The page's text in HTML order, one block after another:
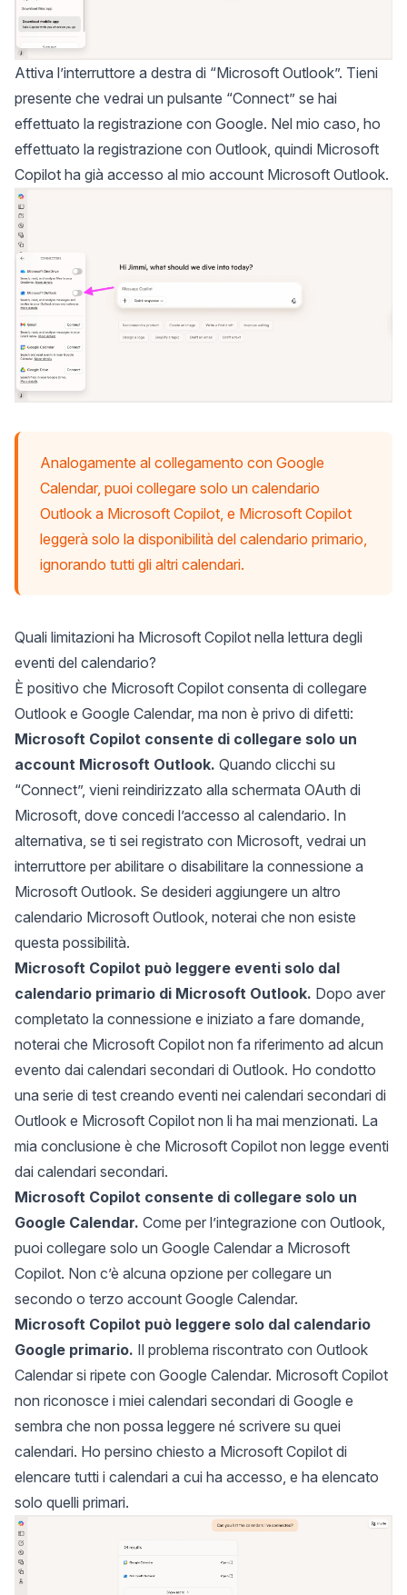
Attiva l’interruttore a destra di “Microsoft Outlook”. Tieni
presente che vedrai un pulsante “Connect” se hai
effettuato la registrazione con Google. Nel mio caso, ho
effettuato la registrazione con Outlook, quindi Microsoft
Copilot ha già accesso al mio account Microsoft Outlook.
Analogamente al collegamento con Google
Calendar, puoi collegare solo un calendario
Outlook a Microsoft Copilot, e Microsoft Copilot
leggerà solo la disponibilità del calendario primario,
ignorando tutti gli altri calendari.
Quali limitazioni ha Microsoft Copilot nella lettura degli
eventi del calendario?
È positivo che Microsoft Copilot consenta di collegare
Outlook e Google Calendar, ma non è privo di difetti:
Microsoft Copilot consente di collegare solo un
account Microsoft Outlook. Quando clicchi su
“Connect”, vieni reindirizzato alla schermata OAuth di
Microsoft, dove concedi l’accesso al calendario. In
alternativa, se ti sei registrato con Microsoft, vedrai un
interruttore per abilitare o disabilitare la connessione a
Microsoft Outlook. Se desideri aggiungere un altro
calendario Microsoft Outlook, noterai che non esiste
questa possibilità.
Microsoft Copilot può leggere eventi solo dal
calendario primario di Microsoft Outlook. Dopo aver
completato la connessione e iniziato a fare domande,
noterai che Microsoft Copilot non fa riferimento ad alcun
evento dai calendari secondari di Outlook. Ho condotto
una serie di test creando eventi nei calendari secondari di
Outlook e Microsoft Copilot non li ha mai menzionati. La
mia conclusione è che Microsoft Copilot non legge eventi
dai calendari secondari.
Microsoft Copilot consente di collegare solo un
Google Calendar. Come per l’integrazione con Outlook,
puoi collegare solo un Google Calendar a Microsoft
Copilot. Non c’è alcuna opzione per collegare un
secondo o terzo account Google Calendar.
Microsoft Copilot può leggere solo dal calendario
Google primario. Il problema riscontrato con Outlook
Calendar si ripete con Google Calendar. Microsoft Copilot
non riconosce i miei calendari secondari di Google e
sembra che non possa leggere né scrivere su quei
calendari. Ho persino chiesto a Microsoft Copilot di
elencare tutti i calendari a cui ha accesso, e ha elencato
solo quelli primari.